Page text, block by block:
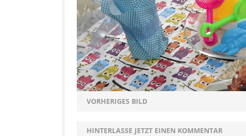
[ 9. Februar 2021 ] W.K.
PRODUKTVORSTELLUNGEN
[ 19. Dezember 2020 ] Pfirsich-
VERPOORTEN
VORHERIGES BILD
HINTERLASSE JETZT EINEN KOMMENTAR